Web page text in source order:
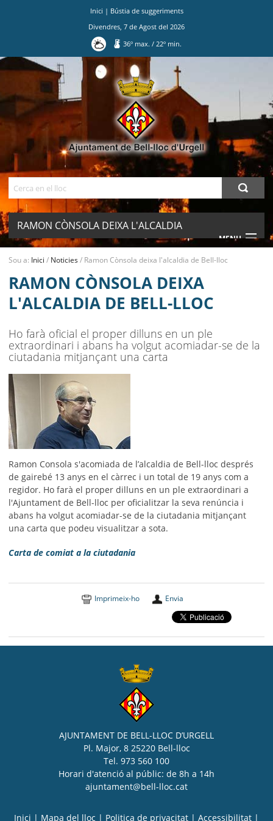
Inici | Bústia de suggeriments
Divendres 7 de Agost del 2026
36º max./ 22º min.
RAMON CÒNSOLA DEIXA L'ALCALDIA
DE BELL-LLOC
MENU
AJUNTAMENT
MUNICIPI
SEU ELECTRÒNICA
BELL-LLOC SOLUCIONA
Sou a: Inici / Noticies/ Ramon Cònsola deixa l'alcaldia de Bell-lloc
RAMON CÒNSOLA DEIXA
L'ALCALDIA DE BELL-LLOC
Ho farà oficial el proper dilluns en un ple
extraordinari i abans ha volgut acomiadar-se de la
ciutadania mitjançant una carta
Ramon Consola s'acomiada de l’alcaldia de Bell-lloc després
de gairebé 13 anys en el càrrec i un total de 19 anys com a
regidor. Ho farà el proper dilluns en un ple extraordinari a
l'Ajuntament de Bell-lloc per oficialitzar la seva renúncia i
abans ha volgut acomiadar-se de la ciutadania mitjançant
una carta que podeu visualitzar a sota.
Carta de comiat a la ciutadania
Imprimeix-ho Envia
AJUNTAMENT DE BELL-LLOC D’URGELL
Pl. Major, 8 25220 Bell-lloc
Tel. 973 560 100
Horari d'atenció al públic: de 8h a 14h
ajuntament@bell-lloc.cat
Inici | Mapa del lloc | Politica de privacitat | Accessibilitat |